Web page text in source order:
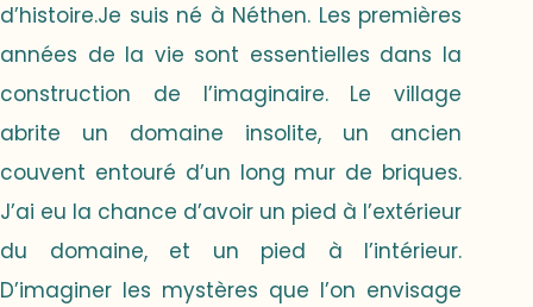
d’histoire.Je suis né à Néthen. Les premières
années de la vie sont essentielles dans la
construction de l’imaginaire. Le village
abrite un domaine insolite, un ancien
couvent entouré d’un long mur de briques.
J’ai eu la chance d’avoir un pied à l’extérieur
du domaine, et un pied à l’intérieur.
D’imaginer les mystères que l’on envisage